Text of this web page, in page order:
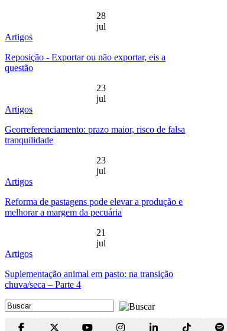
28
jul
Artigos
Reposição - Exportar ou não exportar, eis a
questão
23
jul
Artigos
Georreferenciamento: prazo maior, risco de falsa
tranquilidade
23
jul
Artigos
Reforma de pastagens pode elevar a produção e
melhorar a margem da pecuária
21
jul
Artigos
Suplementação animal em pasto: na transição
chuva/seca – Parte 4